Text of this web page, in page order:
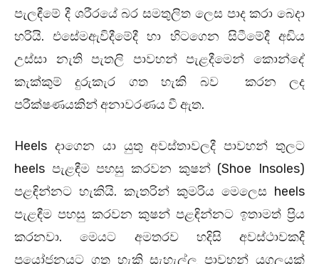
පැලඳීමේ දී ශරීරයේ බර සමතුලිත ලෙස පාද කරා බෙදා
හරියි. එසේමඇවිදීමේදී හා හිටගෙන සිටීමේදී අඩිය
උස්සා නැති පැතලි පාවහන් පැළදීමෙන් කොන්දේ
කැක්කුම් දුරුකැර ගත හැකි බව කරන ලද
පරීක්ෂණයකින් අනාවරණය වී ඇත.
Heels දාගෙන යා යුතු අවස්තාවලදී පාවහන් තුලට
heels පැළඳීම පහසු කරවන කුෂන් (Shoe Insoles)
පළඳින්නට හැකියි. කැතරින් කුමරිය මෙලෙස heels
පැළඳීම පහසු කරවන කුෂන් පළඳින්නට ඉතාමත් ප්‍රිය
කරනවා. මෙයට අමතරව හදිසි අවස්ථාවකදී
ප්‍රයෝජනයට ගත හැකි සැහැල්ලු පාවහන් යුගලයක්